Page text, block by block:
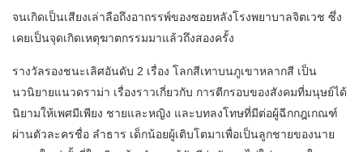
จนเกิดเป็นเสียงเล่าลือถึงอาถรรพ์ของซอยหลังโรงพยาบาลจิตเวช ซึ่ง
เคยเป็นจุดเกิดเหตุฆาตกรรมมาแล้วถึงสองครั้ง
รางวัลรองชนะเลิศอันดับ 2 เรื่อง โลกสีเทาบนภูเขาหลากสี เป็น
นวนิยายแนวดราม่า เรื่องราวเกี่ยวกับ การตีกรอบของสังคมที่มนุษย์ได้
นิยามให้เพศมีเพียง ชายและหญิง และบทลงโทษที่มีต่อผู้ฉีกกฎเกณฑ์
ผ่านตัวละครชื่อ ลำธาร เด็กน้อยผู้เติบโตมาเพื่อเป็นลูกชายของนาย